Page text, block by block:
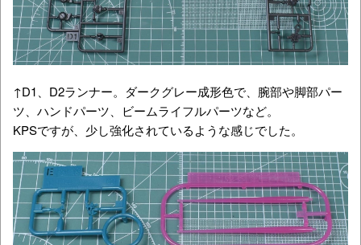
↑D1、D2ランナー。ダークグレー成形色で、腕部や脚部パー
ツ、ハンドパーツ、ビームライフルパーツなど。
KPSですが、少し強化されているような感じでした。